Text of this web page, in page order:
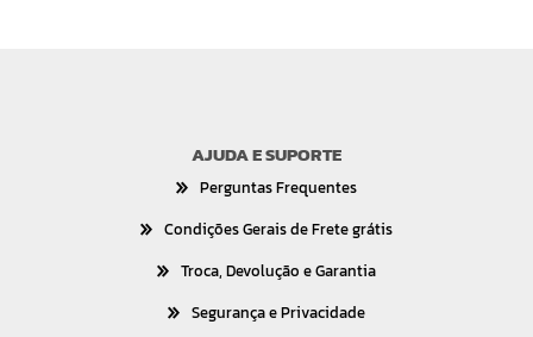
AJUDA E SUPORTE
Perguntas Frequentes
Condições Gerais de Frete grátis
Troca, Devolução e Garantia
Segurança e Privacidade